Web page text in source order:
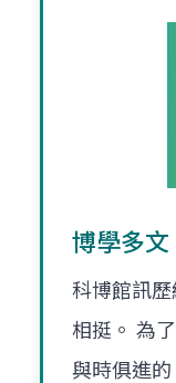
博學多文
科博館訊
相挺。 為
與時俱進